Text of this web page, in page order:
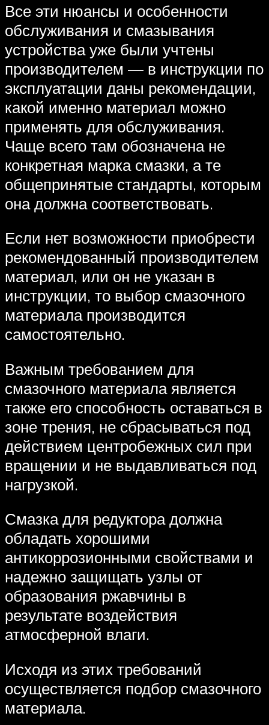
Все эти нюансы и особенности
обслуживания и смазывания
устройства уже были учтены
производителем — в инструкции по
эксплуатации даны рекомендации,
какой именно материал можно
применять для обслуживания.
Чаще всего там обозначена не
конкретная марка смазки, а те
общепринятые стандарты, которым
она должна соответствовать.
Если нет возможности приобрести
рекомендованный производителем
материал, или он не указан в
инструкции, то выбор смазочного
материала производится
самостоятельно.
Важным требованием для
смазочного материала является
также его способность оставаться в
зоне трения, не сбрасываться под
действием центробежных сил при
вращении и не выдавливаться под
нагрузкой.
Смазка для редуктора должна
обладать хорошими
антикоррозионными свойствами и
надежно защищать узлы от
образования ржавчины в
результате воздействия
атмосферной влаги.
Исходя из этих требований
осуществляется подбор смазочного
материала.